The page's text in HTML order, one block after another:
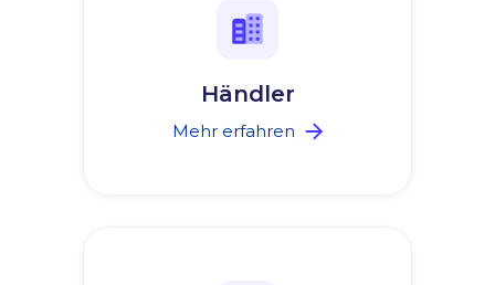
Händler
Mehr erfahren